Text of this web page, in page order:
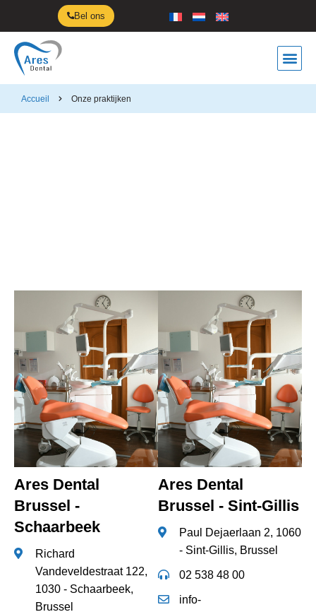
Bel ons
Accueil Onze praktijken
Ares Dental
Brussel -
Schaarbeek
Richard
Vandeveldestraat 122,
1030 - Schaarbeek,
Brussel
Ares Dental
Brussel - Sint-Gillis
Paul Dejaerlaan 2, 1060
- Sint-Gillis, Brussel
02 538 48 00
info-